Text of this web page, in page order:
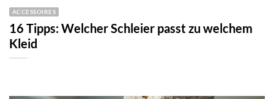
ACCESSOIRES
16 Tipps: Welcher Schleier passt zu welchem
Kleid